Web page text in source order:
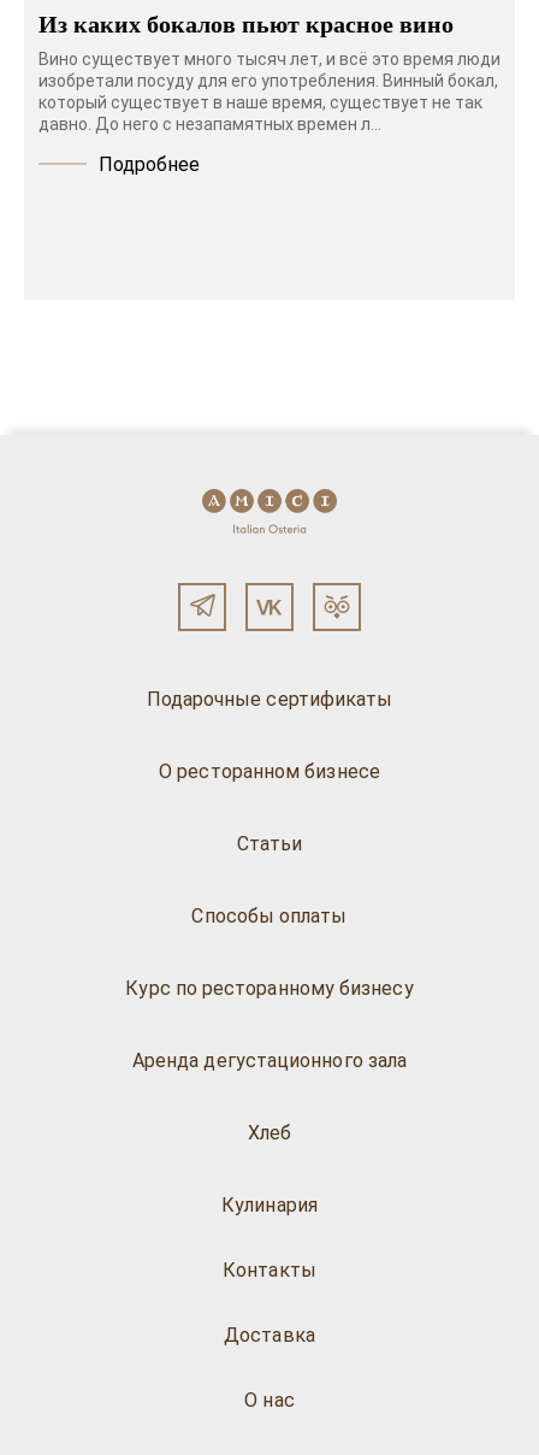
Из каких бокалов пьют красное вино
Вино существует много тысяч лет, и всё это время люди
изобретали посуду для его употребления. Винный бокал,
который существует в наше время, существует не так
давно. До него с незапамятных времен л...
Подробнее
Подарочные сертификаты
О ресторанном бизнесе
Статьи
Способы оплаты
Курс по ресторанному бизнесу
Аренда дегустационного зала
Хлеб
Кулинария
О нас
Доставка
Контакты